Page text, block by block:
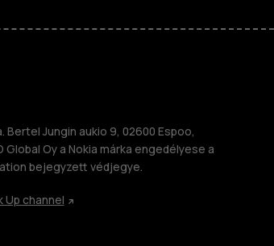
Jungin aukio 9, 02600 Espoo,
Oy a Nokia márka engedélyese a
bejegyzett védjegye.
Up channel